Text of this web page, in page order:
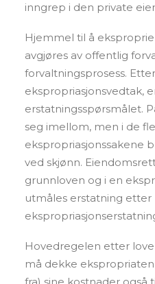
inngrep i den private
Hjemmel til å
avgjøres av offentlig
forvaltningsprosess.
ekspropriasjonsvedtak,
erstatningsspørsmålet.
seg imellom, men i de
ekspropriasjonssakene
ved skjønn.
grunnloven og i en
utmåles erstatning etter
Hovedregelen etter
må dekke